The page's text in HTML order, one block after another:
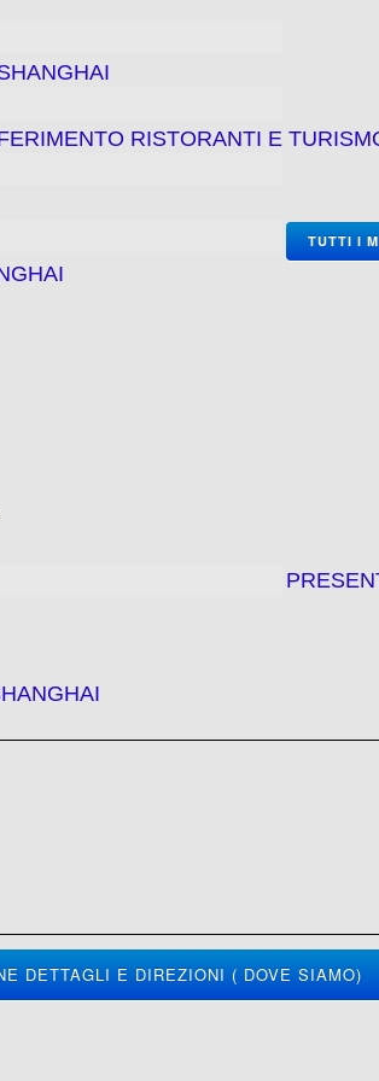
RISTORANTI E
TUTTI I
DETTAGLI E DIREZIONI ( DOVE SIAMO)